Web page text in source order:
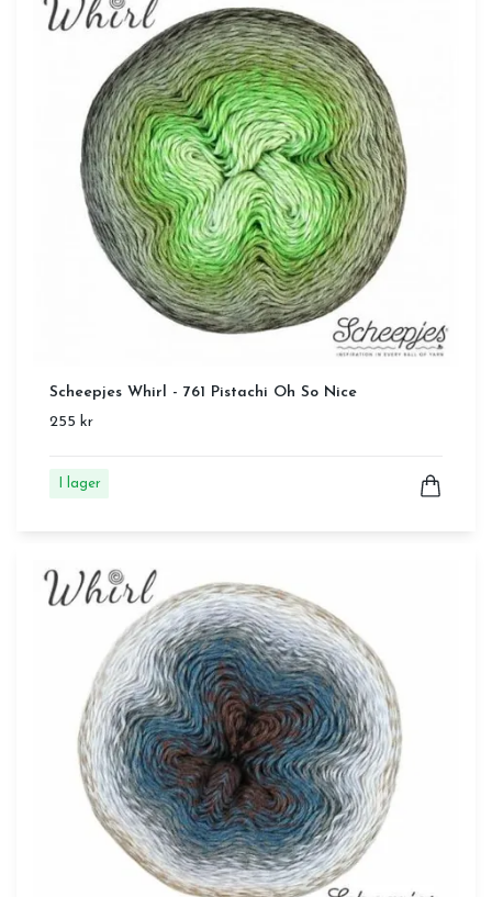
Scheepjes Whirl - 761 Pistachi Oh So Nice
255 kr
I lager